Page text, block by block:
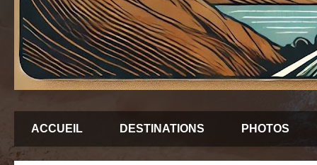
ACCUEIL DESTINATIONS PHOTOS